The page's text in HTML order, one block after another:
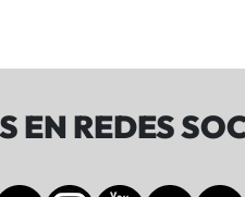
EN REDES